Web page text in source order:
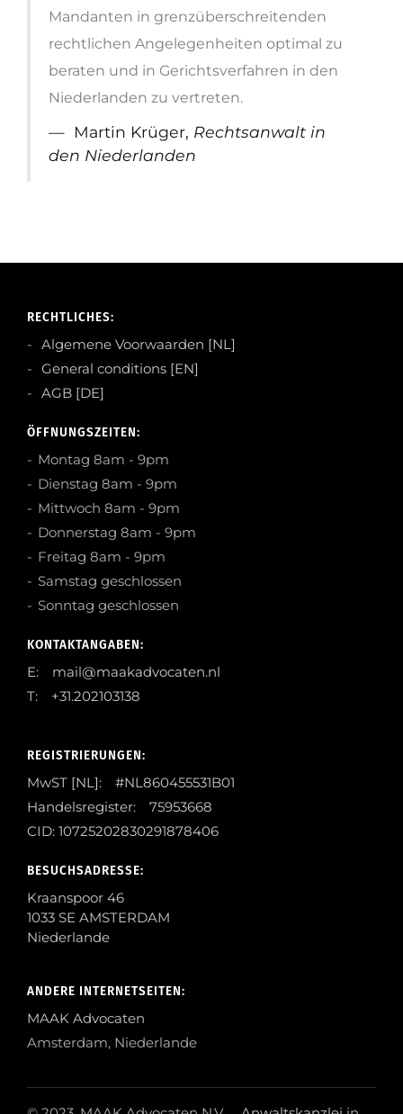
Mandanten in grenzüberschreitenden
rechtlichen Angelegenheiten optimal zu
beraten und in Gerichtsverfahren in den
Niederlanden zu vertreten.
Martin Krüger, Rechtsanwalt in
den Niederlanden
RECHTLICHES:
Algemene Voorwaarden [NL]
General conditions [EN]
AGB [DE]
ÖFFNUNGSZEITEN:
Montag 8am - 9pm
Dienstag 8am - 9pm
Mittwoch 8am - 9pm
Donnerstag 8am - 9pm
Freitag 8am - 9pm
Samstag geschlossen
Sonntag geschlossen
KONTAKTANGABEN:
E: mail@maakadvocaten.nl
T: +31.202103138
REGISTRIERUNGEN:
MwST [NL]: #NL860455531B01
Handelsregister: 75953668
CID: 10725202830291878406
BESUCHSADRESSE:
Kraanspoor 46
1033 SE AMSTERDAM
Niederlande
ANDERE INTERNETSEITEN:
MAAK Advocaten
Amsterdam, Niederlande